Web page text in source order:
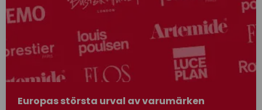
Europas största urval av varumärken